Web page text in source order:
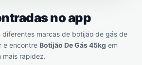
no app
diferentes marcas de botijão de gás de
e encontre Botijão De Gás 45kg em
mais rapidez.